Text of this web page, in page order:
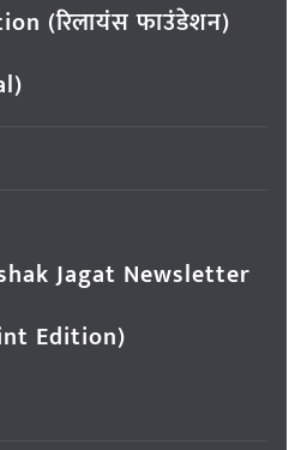
(रिलायंस फाउंडेशन)
Jagat Newsletter
Edition)